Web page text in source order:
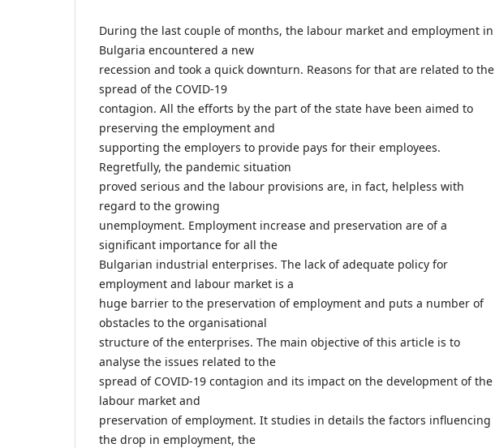
During the last couple of months, the labour market and employment in
Bulgaria encountered a new
recession and took a quick downturn. Reasons for that are related to the
spread of the COVID-19
contagion. All the efforts by the part of the state have been aimed to
preserving the employment and
supporting the employers to provide pays for their employees.
Regretfully, the pandemic situation
proved serious and the labour provisions are, in fact, helpless with
regard to the growing
unemployment. Employment increase and preservation are of a
significant importance for all the
Bulgarian industrial enterprises. The lack of adequate policy for
employment and labour market is a
huge barrier to the preservation of employment and puts a number of
obstacles to the organisational
structure of the enterprises. The main objective of this article is to
analyse the issues related to the
spread of COVID-19 contagion and its impact on the development of the
labour market and
preservation of employment. It studies in details the factors influencing
the drop in employment, the